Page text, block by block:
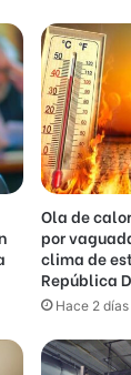
Ola de
por
clima de
República
Hace 2 días